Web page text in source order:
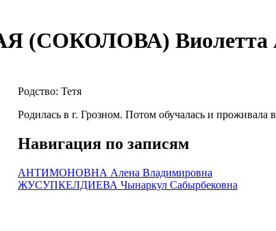
(СОКОЛОВА) Виолетта
Родство: Тетя
Родилась в г. Грозном. Потом обучалась и проживала
Навигация по записям
АНТИМОНОВНА Алена Владимировна
ЖУСУПКЕЛДИЕВА Чынаркул Сабырбековна